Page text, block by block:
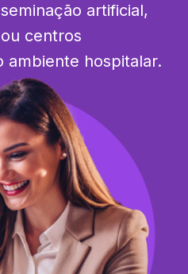
artificial,
centros
ambiente hospitalar.